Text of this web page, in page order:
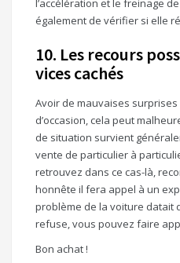
l’accélération et le freinage
également de vérifier si elle
10. Les recours
vices cachés
Avoir de mauvaises surprises
d’occasion, cela peut
de situation survient
vente de particulier à
retrouvez dans ce cas-là,
honnête il fera appel à un
problème de la voiture datait
refuse, vous pouvez faire
Bon achat !